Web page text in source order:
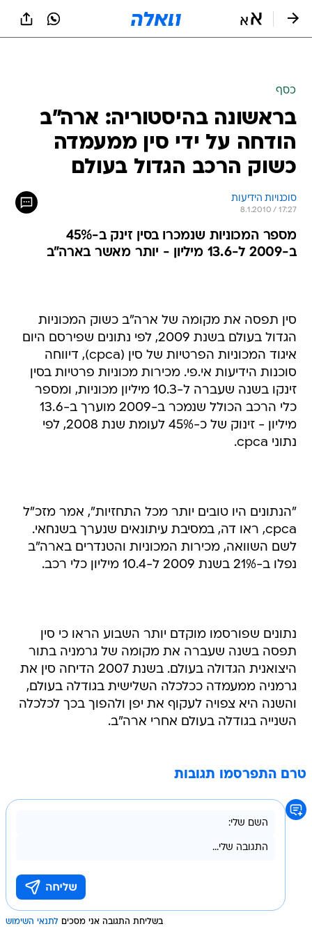
כסף
בראשונה בהיסטוריה: ארה"ב
הודחה על ידי סין ממעמדה
כשוק הרכב הגדול בעולם
סוכנויות הידיעות
8.1.2010 / 17:27
מספר המכוניות שנמכרו בסין זינק ב-45%
ב-2009 ל-13.6 מיליון - יותר מאשר בארה"ב
סין תפסה את מקומה של ארה"ב כשוק המכוניות
הגדול בעולם בשנת 2009, לפי נתונים שפירסם היום
איגוד המכוניות הפרטיות של סין (cpca), דיווחה
סוכנות הידיעות אי.פי. מכירות מכוניות פרטיות בסין
זינקו בשנה שעברה ל-10.3 מיליון מכוניות, ומספר
כלי הרכב הכולל שנמכר ב-2009 מוערך ב-13.6
מיליון - זינוק של כ-45% לעומת שנת 2008, לפי
נתוני cpca.
"הנתונים היו טובים יותר מכל התחזיות", אמר מזכ"ל
cpca, ראו דה, במסיבת עיתונאים שנערך בשנחאי.
לשם השוואה, מכירות המכוניות והטנדרים בארה"ב
נפלו ב-21% בשנת 2009 ל-10.4 מיליון כלי רכב.
נתונים שפורסמו מוקדם יותר השבוע הראו כי סין
תפסה בשנה שעברה את מקומה של גרמניה בתור
היצואנית הגדולה בעולם. בשנת 2007 הדיחה סין את
גרמניה ממעמדה ככלכלה השלישית בגודלה בעולם,
והשנה היא צפויה לעקוף את יפן ולהפוך בכך לכלכלה
השנייה בגודלה בעולם אחרי ארה"ב.
טרם התפרסמו תגובות
בשליחת התגובה אני מסכים לתנאי השימוש